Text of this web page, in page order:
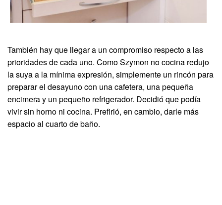
También hay que llegar a un compromiso respecto a las
prioridades de cada uno. Como Szymon no cocina redujo
la suya a la mínima expresión, simplemente un rincón para
preparar el desayuno con una cafetera, una pequeña
encimera y un pequeño refrigerador. Decidió que podía
vivir sin horno ni cocina. Prefirió, en cambio, darle más
espacio al cuarto de baño.